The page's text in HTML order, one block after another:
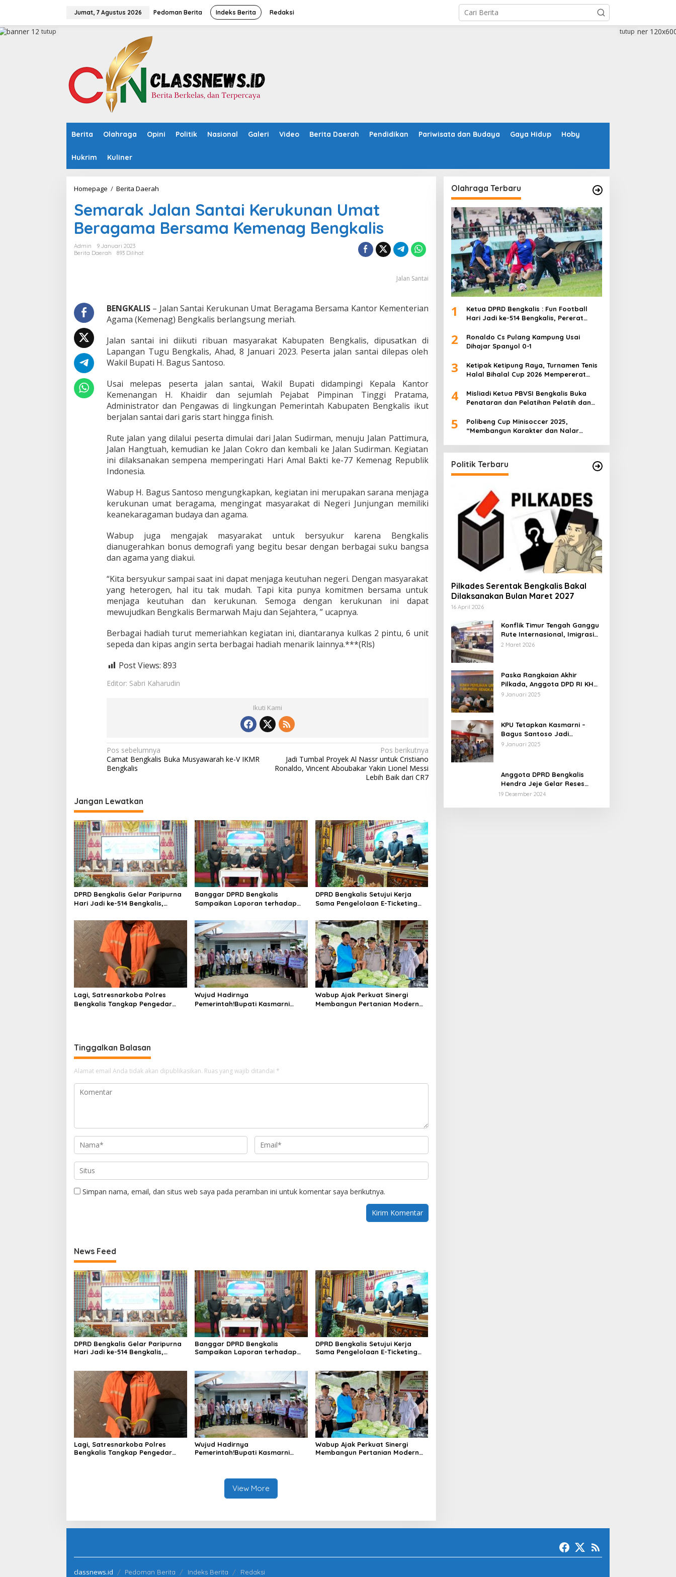
a
Jumat, 7 Agustus 2026 Pedoman Berita Indeks Berita Redaksi
Berita Olahraga Opini Politik Nasional Galeri Video Berita Daerah Pendidikan Pariwisata dan Budaya Gaya Hidup Hoby
Hukrim Kuliner
tutup tutup
Homepage / Berita Daerah
m
a
r
a
a
n
t
i
K
e
k
n
a
m
a
t
a
g
a
a
B
e
r
a
m
a
K
e
e
n
a
B
n
s
Semarak Jalan Santai Kerukunan Umat
Beragama Bersama Kemenag Bengkalis
Admin
9 Januari 2023
Berita Daerah
893 Dilihat
Jalan Santai
BENGKALIS– Jalan Santai Kerukunan Umat Beragama Bersama Kantor Kementerian
Agama (Kemenag) Bengkalis berlangsung meriah.
Jalan santai ini diikuti ribuan masyarakat Kabupaten Bengkalis, dipusatkan di
Lapangan Tugu Bengkalis, Ahad, 8 Januari 2023. Peserta jalan santai dilepas oleh
Wakil Bupati H. Bagus Santoso.
Usai melepas peserta jalan santai, Wakil Bupati didampingi Kepala Kantor
Kemenangan H. Khaidir dan sejumlah Pejabat Pimpinan Tinggi Pratama,
Administrator dan Pengawas di lingkungan Pemerintah Kabupaten Bengkalis ikut
berjalan santai dari garis start hingga finish.
Rute jalan yang dilalui peserta dimulai dari Jalan Sudirman, menuju Jalan Pattimura,
Jalan Hangtuah, kemudian ke Jalan Cokro dan kembali ke Jalan Sudirman. Kegiatan
ini dilaksanakan sempena memperingati Hari Amal Bakti ke-77 Kemenag Republik
Indonesia.
Wabup H. Bagus Santoso mengungkapkan, kegiatan ini merupakan sarana menjaga
kerukunan umat beragama, mengingat masyarakat di Negeri Junjungan memiliki
keanekaragaman budaya dan agama.
Wabup juga mengajak masyarakat untuk bersyukur karena Bengkalis
dianugerahkan bonus demografi yang begitu besar dengan berbagai suku bangsa
dan agama yang diakui.
“Kita bersyukur sampai saat ini dapat menjaga keutuhan negeri. Dengan masyarakat
yang heterogen, hal itu tak mudah. Tapi kita punya komitmen bersama untuk
menjaga keutuhan dan kerukunan. Semoga dengan kerukunan ini dapat
mewujudkan Bengkalis Bermarwah Maju dan Sejahtera, ” ucapnya.
Berbagai hadiah turut memeriahkan kegiatan ini, diantaranya kulkas 2 pintu, 6 unit
sepeda dan kipas angin serta berbagai hadiah menarik lainnya.***(Rls)
Post Views: 893
Editor: Sabri Kaharudin
Ikuti Kami
N
a
i
g
a
s
i
p
o
s
Pos sebelumnya
Camat Bengkalis Buka Musyawarah ke-V IKMR
Bengkalis
Pos berikutnya
Jadi Tumbal Proyek Al Nassr untuk Cristiano
Ronaldo, Vincent Aboubakar Yakin Lionel Messi
Lebih Baik dari CR7
Jangan Lewatkan
DPRD Bengkalis Gelar Paripurna
Hari Jadi ke-514 Bengkalis,
Negeri Junjungan.
Banggar DPRD Bengkalis
Sampaikan Laporan terhadap
Pelaksanaan APBD Tahun
Anggaran 2025
DPRD Bengkalis Setujui Kerja
Sama Pengelolaan E-Ticketing
Lagi, Satresnarkoba Polres
Bengkalis Tangkap Pengedar
Wujud Hadirnya
Pemerintah!Bupati Kasmarni
Wabup Ajak Perkuat Sinergi
Membangun Pertanian Modern
Tinggalkan Balasan
Alamat email Anda tidak akan dipublikasikan. Ruas yang wajib ditandai *
Simpan nama, email, dan situs web saya pada peramban ini untuk komentar saya berikutnya.
News Feed
DPRD Bengkalis Gelar Paripurna
Hari Jadi ke-514 Bengkalis,
Banggar DPRD Bengkalis
Sampaikan Laporan terhadap
Anggaran 2025
DPRD Bengkalis Setujui Kerja
Sama Pengelolaan E-Ticketing
Lagi, Satresnarkoba Polres
Bengkalis Tangkap Pengedar
Wujud Hadirnya
Pemerintah!Bupati Kasmarni
Wabup Ajak Perkuat Sinergi
Membangun Pertanian Modern
View More
Olahraga Terbaru
1
Ketua DPRD Bengkalis : Fun Football
Hari Jadi ke-514 Bengkalis, Pererat
2
Ronaldo Cs Pulang Kampung Usai
Dihajar Spanyol 0-1
3
Ketipak Ketipung Raya, Turnamen Tenis
Halal Bihalal Cup 2026 Mempererat
4
Misliadi Ketua PBVSI Bengkalis Buka
Penataran dan Pelatihan Pelatih dan
5
Polibeng Cup Minisoccer 2025,
“Membangun Karakter dan Nalar
Politik Terbaru
Pilkades Serentak Bengkalis Bakal
Dilaksanakan Bulan Maret 2027
16 April 2026
Konflik Timur Tengah Ganggu
Rute Internasional, Imigrasi
Siapkan Langkah Antisipatif
2 Maret 2026
Paska Rangkaian Akhir
Pilkada, Anggota DPD RI KH
Muhammad Mursyid
9 Januari 2025
KPU Tetapkan Kasmarni –
Bagus Santoso Jadi
Pemenang Pilkada 2024
9 Januari 2025
Anggota DPRD Bengkalis
Hendra Jeje Gelar Reses
Perdana
19 Desember 2024
classnews.id Pedoman Berita Indeks Berita Redaksi